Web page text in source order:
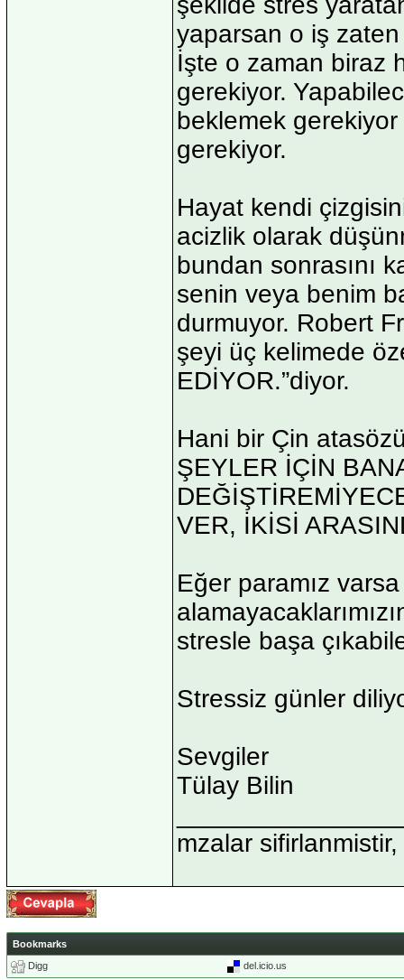
yaparsan o iş
İşte o zaman biraz
gerekiyor.
beklemek
gerekiyor.
Hayat kendi
acizlik olarak
bundan sonrasını
senin veya benim
durmuyor. Robert
şeyi üç kelimede
EDİYOR.”diyor.
Hani bir Çin
ŞEYLER İÇİN
VER, İKİSİ
Eğer paramız
stresle başa
Stressiz günler
Sevgiler
Tülay Bilin
mzalar
Bookmarks
Digg
del.icio.us